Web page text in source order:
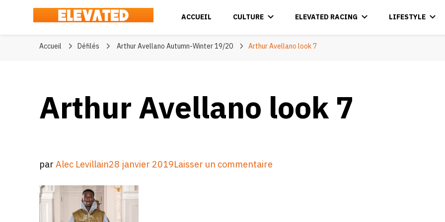
Elevated
ACCUEIL CULTURE ELEVATED RACING LIFESTYLE
Accueil Défilés Arthur Avellano Autumn-Winter 19/20 Arthur Avellano look 7
Arthur Avellano look 7
parAlec Levillain28 janvier 2019Laisser un commentaire